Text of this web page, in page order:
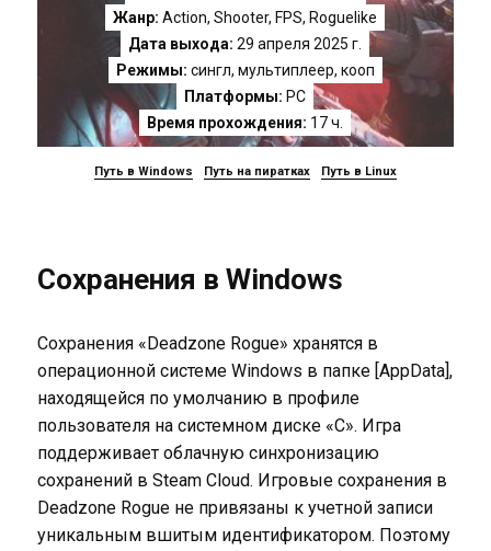
Жанр: Action,Shooter, FPS, Roguelike
Дата выхода: 29 апреля 2025 г.
Режимы: сингл, мультиплеер, кооп
Платформы: PC
Время прохождения: 17 ч.
Путь в Windows Путь на пиратках Путь в Linux
Сохранения в Windows
Сохранения «Deadzone Rogue» хранятся в
операционной системе Windows в папке [AppData],
находящейся по умолчанию в профиле
пользователя на системном диске «C». Игра
поддерживает облачную синхронизацию
сохранений в Steam Cloud. Игровые сохранения в
Deadzone Rogue не привязаны к учетной записи
уникальным вшитым идентификатором. Поэтому